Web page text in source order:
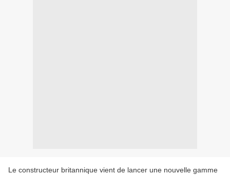
Le constructeur britannique vient de lancer une nouvelle gamme